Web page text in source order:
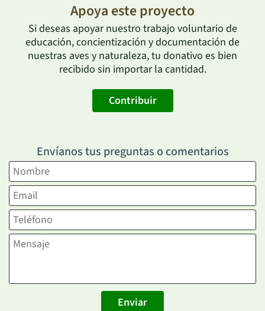
Apoya este proyecto
Si deseas apoyar nuestro trabajo voluntario de
educación, concientización y documentación de
nuestras aves y naturaleza, tu donativo es bien
recibido sin importar la cantidad.
Contribuir
Envíanos tus preguntas o comentarios
Enviar